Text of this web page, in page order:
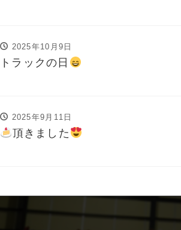
2025年10月9日
トラックの日
2025年9月11日
頂きました